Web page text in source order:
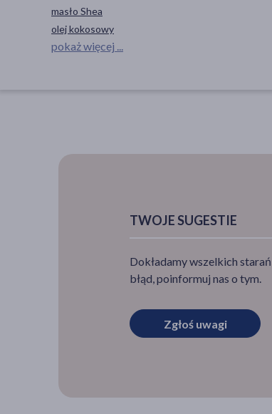
masło Shea
olej kokosowy
pokaż więcej ...
TWOJE SUGESTIE
Dokładamy wszelkich
błąd, poinformuj nas o tym.
Zgłoś uwagi